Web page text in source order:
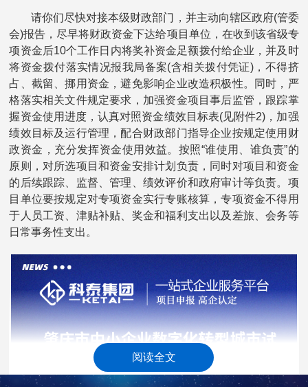
请你们尽快对接本级财政部门，并主动向辖区政府(管委
会)报告，尽早将财政资金下达给项目单位，在收到该省级专
项资金后10个工作日内将奖补资金足额拨付给企业，并及时
将资金拨付落实情况报我局备案(含相关拨付凭证)，不得挤
占、截留、挪用资金，避免影响企业改造积极性。同时，严
格落实相关文件规定要求，加强资金项目事后监管，跟踪掌
握资金使用进度，认真对照资金绩效目标表(见附件2)，加强
绩效目标及运行管理，配合财政部门指导企业按规定使用财
政资金，充分发挥资金使用效益。按照“谁使用、谁负责”的
原则，对所选项目和资金安排计划负责，同时对项目和资金
的后续跟踪、监督、管理、绩效评价和政府审计等负责。项
目单位要按规定对专项资金实行专账核算，专项资金不得用
于人员工资、津贴补贴、奖金和福利支出以及差旅、会务等
日常事务性支出。
阅读全文